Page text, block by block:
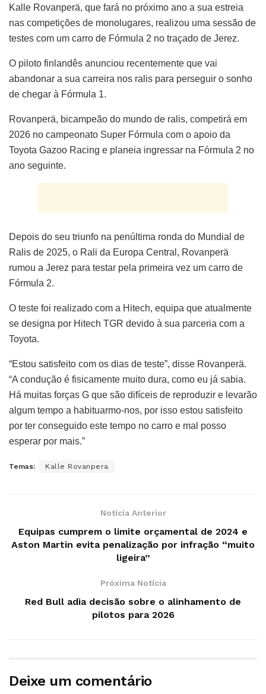
Kalle Rovanperä, que fará no próximo ano a sua estreia
nas competições de monolugares, realizou uma sessão de
testes com um carro de Fórmula 2 no traçado de Jerez.
O piloto finlandês anunciou recentemente que vai
abandonar a sua carreira nos ralis para perseguir o sonho
de chegar à Fórmula 1.
Rovanperä, bicampeão do mundo de ralis, competirá em
2026 no campeonato Super Fórmula com o apoio da
Toyota Gazoo Racing e planeia ingressar na Fórmula 2 no
ano seguinte.
Depois do seu triunfo na penúltima ronda do Mundial de
Ralis de 2025, o Rali da Europa Central, Rovanperä
rumou a Jerez para testar pela primeira vez um carro de
Fórmula 2.
O teste foi realizado com a Hitech, equipa que atualmente
se designa por Hitech TGR devido à sua parceria com a
Toyota.
“Estou satisfeito com os dias de teste”, disse Rovanperä.
“A condução é fisicamente muito dura, como eu já sabia.
Há muitas forças G que são difíceis de reproduzir e levarão
algum tempo a habituarmo-nos, por isso estou satisfeito
por ter conseguido este tempo no carro e mal posso
esperar por mais.”
Temas: Kalle Rovanpera
Notícia Anterior
Equipas cumprem o limite orçamental de 2024 e
Aston Martin evita penalização por infração “muito
ligeira”
Próxima Notícia
Red Bull adia decisão sobre o alinhamento de
pilotos para 2026
Deixe um comentário